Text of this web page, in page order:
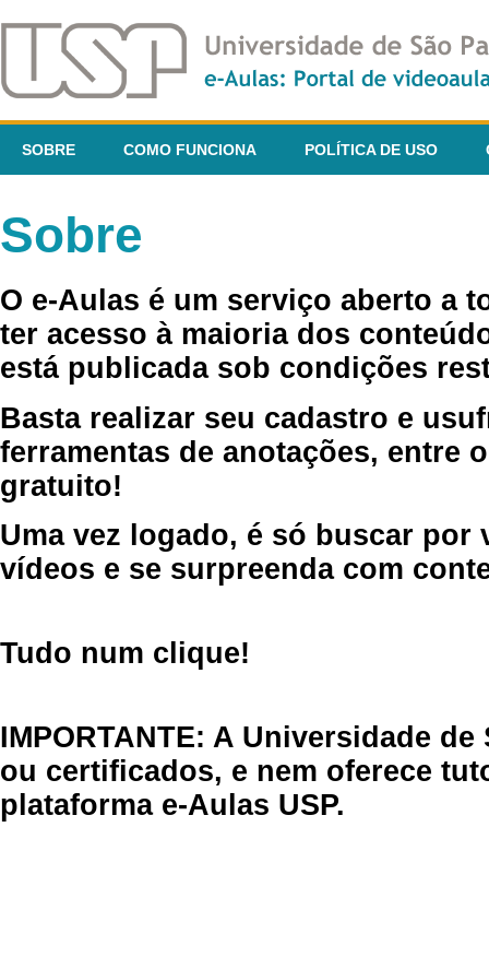
SOBRE COMO FUNCIONA POLÍTICA DE USO
Sobre
O e-Aulas é um serviço aberto a
ter acesso à maioria dos
está publicada sob condições
Basta realizar seu cadastro e
ferramentas de anotações, entre
gratuito!
Uma vez logado, é só buscar por
vídeos e se surpreenda com
Tudo num clique!
IMPORTANTE: A Universidade
ou certificados, e nem oferece
plataforma e-Aulas USP.